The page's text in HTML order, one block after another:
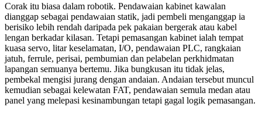
Corak itu biasa dalam robotik. Pendawaian kabinet kawalan
dianggap sebagai pendawaian statik, jadi pembeli menganggap ia
berisiko lebih rendah daripada pek pakaian bergerak atau kabel
lengan berkadar kilasan. Tetapi pemasangan kabinet ialah tempat
kuasa servo, litar keselamatan, I/O, pendawaian PLC, rangkaian
jatuh, ferrule, perisai, pembumian dan pelabelan perkhidmatan
lapangan semuanya bertemu. Jika bungkusan itu tidak jelas,
pembekal mengisi jurang dengan andaian. Andaian tersebut muncul
kemudian sebagai kelewatan FAT, pendawaian semula medan atau
panel yang melepasi kesinambungan tetapi gagal logik pemasangan.